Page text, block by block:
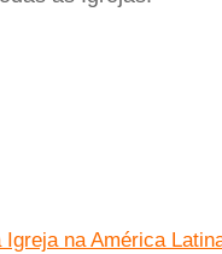
na América